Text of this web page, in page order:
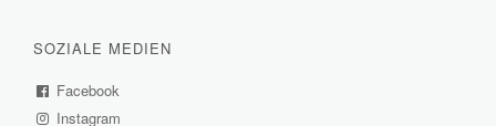
SOZIALE MEDIEN
Facebook
Instagram